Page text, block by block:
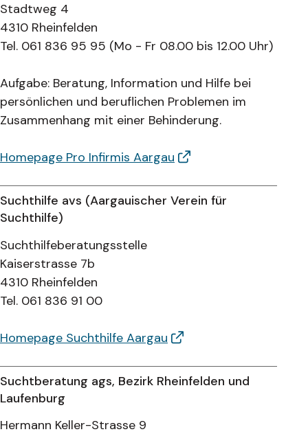
Stadtweg 4
4310 Rheinfelden
Tel. 061 836 95 95 (Mo - Fr 08.00 bis 12.00 Uhr)
Aufgabe: Beratung, Information und Hilfe bei
persönlichen und beruflichen Problemen im
Zusammenhang mit einer Behinderung.
Homepage Pro Infirmis Aargau
Suchthilfe avs (Aargauischer Verein für
Suchthilfe)
Suchthilfeberatungsstelle
Kaiserstrasse 7b
4310 Rheinfelden
Tel. 061 836 91 00
Homepage Suchthilfe Aargau
Suchtberatung ags, Bezirk Rheinfelden und
Laufenburg
Hermann Keller-Strasse 9